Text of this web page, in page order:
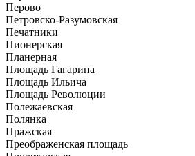
Перово
Петровско-Разумовская
Печатники
Пионерская
Планерная
Площадь Гагарина
Площадь Ильича
Площадь Революции
Полежаевская
Полянка
Пражская
Преображенская площадь